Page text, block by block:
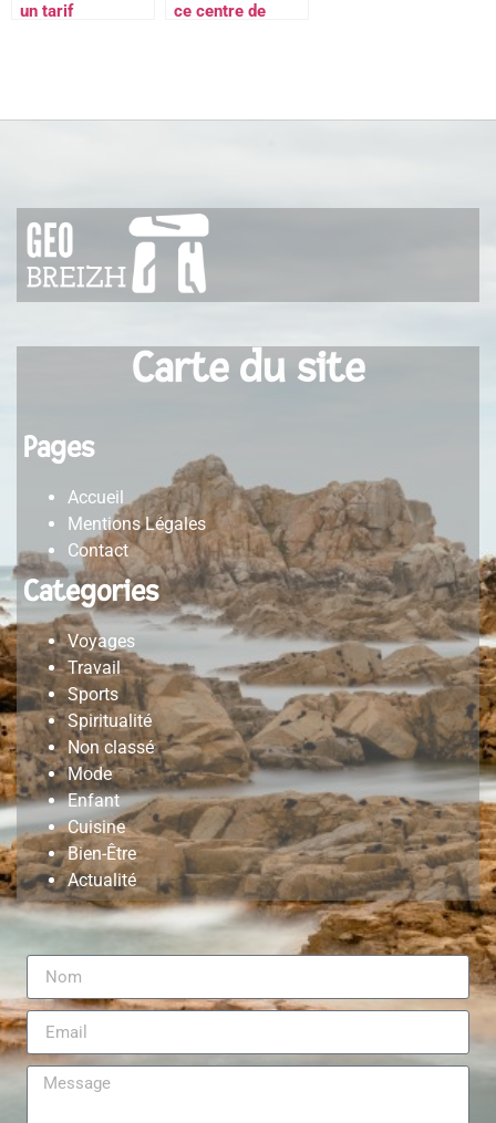
un tarif
ce centre de
meubles
Carte du site
Pages
Accueil
Mentions Légales
Contact
Categories
Voyages
Travail
Sports
Spiritualité
Non classé
Mode
Enfant
Cuisine
Bien-Être
Actualité